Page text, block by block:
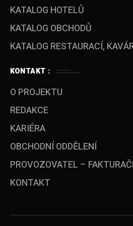
KATALOG HOTELŮ
KATALOG OBCHODŮ
KATALOG RESTAURACÍ,
KONTAKT :
O PROJEKTU
REDAKCE
KARIÉRA
OBCHODNÍ ODDĚLENÍ
PROVOZOVATEL –
KONTAKT